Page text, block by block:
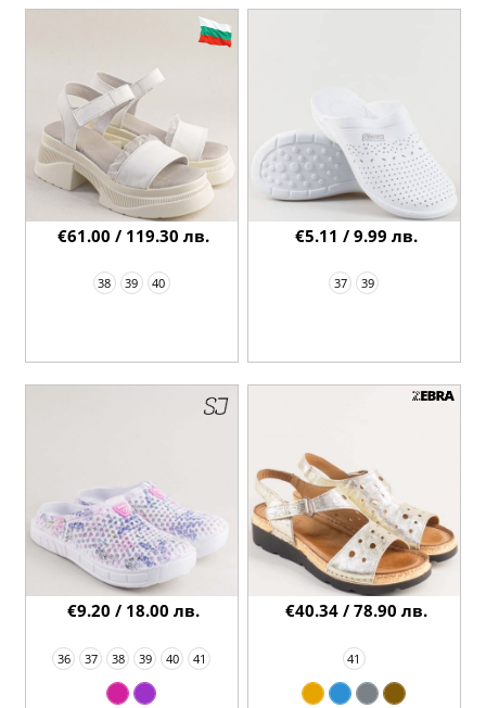
38 39 40
€61.00 / 119.30 лв.
37 39
€5.11 / 9.99 лв.
36 37 38 39 40 41
€9.20 / 18.00 лв.
41
€40.34 / 78.90 лв.